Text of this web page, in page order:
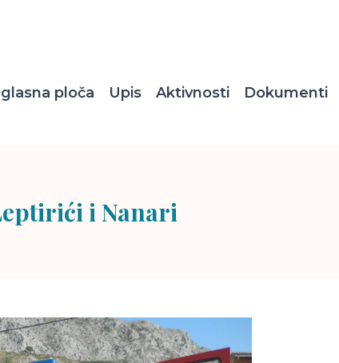
ploča Upis Aktivnosti Dokumenti
i Nanari